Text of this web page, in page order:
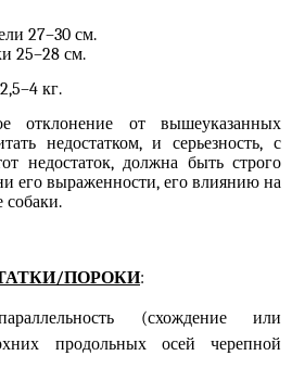
27–30 см.
25–28 см.
отклонение от вышеуказанных
недостатком, и серьезность, с
недостаток, должна быть строго
его выраженности, его влиянию на
собаки.
ПОРОКИ:
(схождение или
продольных осей черепной